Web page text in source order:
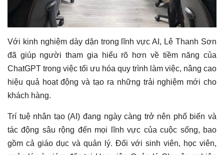
Với kinh nghiệm dày dặn trong lĩnh vực AI, Lê Thanh Sơn
đã giúp người tham gia hiểu rõ hơn về tiềm năng của
ChatGPT trong việc tối ưu hóa quy trình làm việc, nâng cao
hiệu quả hoạt động và tạo ra những trải nghiệm mới cho
khách hàng.
Trí tuệ nhân tạo (AI) đang ngày càng trở nên phổ biến và
tác động sâu rộng đến mọi lĩnh vực của cuộc sống, bao
gồm cả giáo dục và quản lý. Đối với sinh viên, học viên,